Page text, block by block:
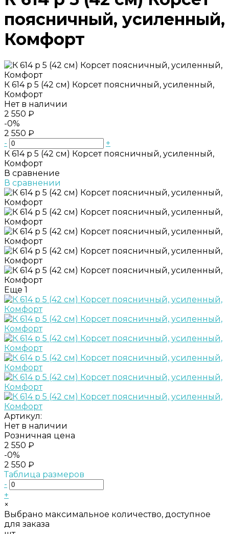
поясничный, усиленный,
Комфорт
К 614 р 5 (42 см) Корсет поясничный, усиленный,
Комфорт
Нет в наличии
2 550 ₽
-0%
2 550 ₽
-
+
К 614 р 5 (42 см) Корсет поясничный, усиленный,
Комфорт
В сравнение
В сравнении
Еще 1
Артикул:
Нет в наличии
Розничная цена
2 550 ₽
-0%
2 550 ₽
Таблица размеров
-
+
×
Выбрано максимальное количество, доступное
для заказа